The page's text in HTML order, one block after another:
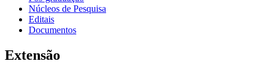
Núcleos de Pesquisa
Editais
Documentos
Extensão